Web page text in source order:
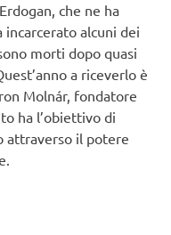
che ne ha
alcuni dei
morti dopo quasi
a riceverlo è
Molnár, fondatore
ha l’obiettivo di
attraverso il potere